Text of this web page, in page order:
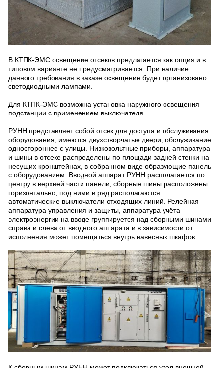
В КТПК-ЭМС освещение отсеков предлагается как опция и в
типовом варианте не предусматривается. При наличие
данного требования в заказе освещение будет организовано
светодиодными лампами.
Для КТПК-ЭМС возможна установка наружного освещения
подстанции с применением выключателя.
РУНН представляет собой отсек для доступа и обслуживания
оборудования, имеются двухстворчатые двери, обслуживание
одностороннее с улицы. Низковольтные приборы, аппаратура
и шины в отсеке распределены по площади задней стенки на
несущих кронштейнах, в собранном виде образующие панель
с оборудованием. Вводной аппарат РУНН располагается по
центру в верхней части панели, сборные шины расположены
горизонтально, под ними в ряд располагаются
автоматические выключатели отходящих линий. Релейная
аппаратура управления и защиты, аппаратура учёта
электроэнергии на вводе группируется над сборными шинами
справа и слева от вводного аппарата и в зависимости от
исполнения может помещаться внутрь навесных шкафов.